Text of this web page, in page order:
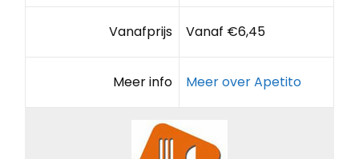
Vanafprijs Vanaf €6,45
Meer info Meer over Apetito